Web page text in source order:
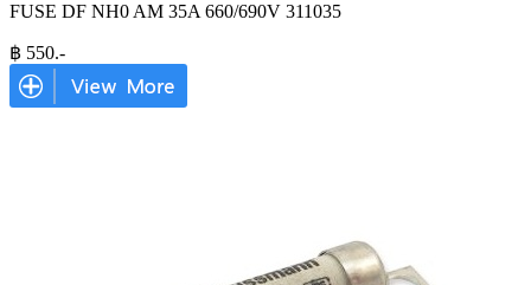
FUSE DF NH0 AM 35A 660/690V 311035
฿ 550.-